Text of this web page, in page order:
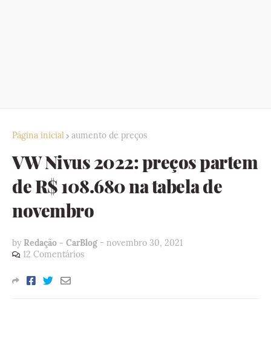
Página inicial aumento de preços
VW Nivus 2022: preços partem
de R$ 108.680 na tabela de
novembro
by Redação - CarBlog - novembro 30, 2021
12 Comentários